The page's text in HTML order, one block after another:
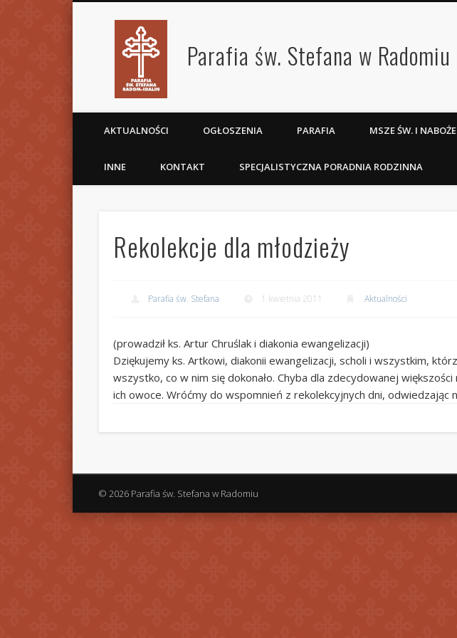
Parafia św. Stefana w Radomiu
AKTUALNOŚCI OGŁOSZENIA PARAFIA MSZE ŚW. I
INNE KONTAKT SPECJALISTYCZNA PORADNIA RODZINNA
Rekolekcje dla młodzieży
Parafia św. Stefana 1 kwietnia 2011 Aktualności
(prowadził ks. Artur Chruślak i diakonia ewangelizacji)
Dziękujemy ks. Artkowi, diakonii ewangelizacji, scholi i wszystkim,
wszystko, co w nim się dokonało. Chyba dla zdecydowanej
ich owoce. Wróćmy do wspomnień z rekolekcyjnych dni, odwiedzając
© 2026 Parafia św. Stefana w Radomiu